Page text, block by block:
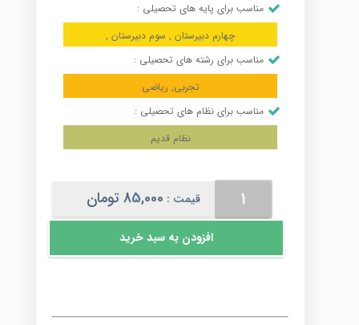
مناسب برای پایه های تحصیلی :
چهارم دبیرستان , سوم دبیرستان ,
مناسب برای رشته های تحصیلی :
تجربی, ریاضی
مناسب برای نظام های تحصیلی :
نظام قدیم
ساکن
خازن
قیمت : 85,000 تومان
افزودن به سبد خرید